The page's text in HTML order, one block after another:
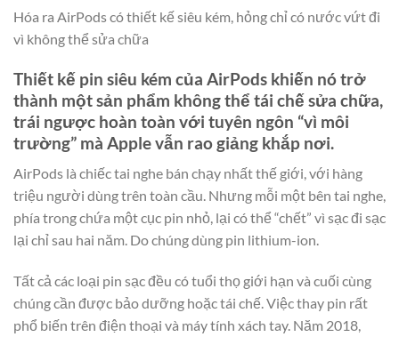
Hóa ra AirPods có thiết kế siêu kém, hỏng chỉ có nước vứt đi
vì không thể sửa chữa
Thiết kế pin siêu kém của AirPods khiến nó trở
thành một sản phẩm không thể tái chế sửa chữa,
trái ngược hoàn toàn với tuyên ngôn “vì môi
trường” mà Apple vẫn rao giảng khắp nơi.
AirPods là chiếc tai nghe bán chạy nhất thế giới, với hàng
triệu người dùng trên toàn cầu. Nhưng mỗi một bên tai nghe,
phía trong chứa một cục pin nhỏ, lại có thể “chết” vì sạc đi sạc
lại chỉ sau hai năm. Do chúng dùng pin lithium-ion.
Tất cả các loại pin sạc đều có tuổi thọ giới hạn và cuối cùng
chúng cần được bảo dưỡng hoặc tái chế. Việc thay pin rất
phổ biến trên điện thoại và máy tính xách tay. Năm 2018,